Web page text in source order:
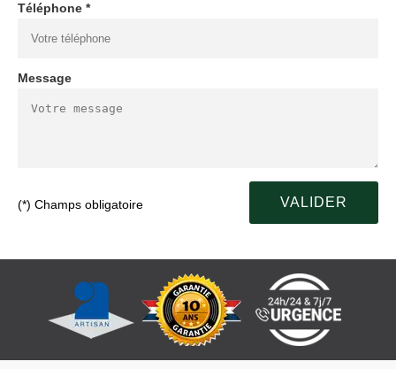
Téléphone *
Message
(*) Champs obligatoire